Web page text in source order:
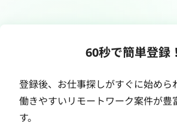
60秒で簡単登録！
登録後、お仕事探しがすぐに始めら
働きやすいリモートワーク案件が豊
す。